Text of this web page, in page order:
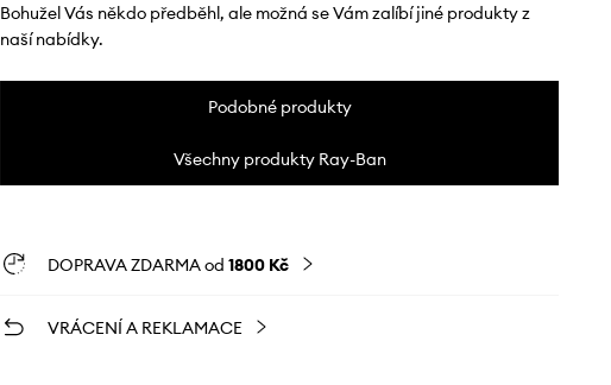
Bohužel Vás někdo předběhl, ale možná se Vám zalíbí jiné produkty z
naší nabídky.
Podobné produkty
Všechny produkty Ray-Ban
DOPRAVA ZDARMA od 1800 Kč
VRÁCENÍ A REKLAMACE